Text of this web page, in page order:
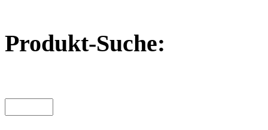
Produkt-Suche: